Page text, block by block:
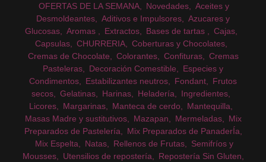
OFERTAS DE LA SEMANA Novedades
Aceites y
Desmoldeantes
Aditivos e Impulsores
Azucares y
Glucosas
Aromas Extractos Bases de tartas
Cajas
Capsulas
CHURRERIA
Coberturas y Chocolates
Cremas de Chocolate
Colorantes Confituras
Cremas
Pasteleras
Decoración Comestible
Especies y
Condimentos
Estabilizantes neutros Fondant
Frutos
secos
Gelatinas Harinas Heladería
Ingredientes
Licores
Margarinas Manteca de cerdo
Mantequilla
Masas Madre y sustitutivos
Mazapan Mermeladas
Mix
Preparados de Pastelería
Mix Preparados de PanaderÍa
Mix Espelta
Natas Rellenos de Frutas
Semifríos y
Mousses
Utensilios de repostería
Repostería Sin Gluten